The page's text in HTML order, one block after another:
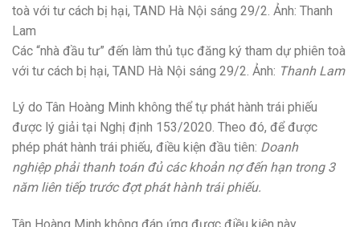
Các “nhà đầu tư” đến làm thủ tục đăng ký tham dự phiên toà
với tư cách bị hại, TAND Hà Nội sáng 29/2. Ảnh: Thanh Lam
Lý do Tân Hoàng Minh không thể tự phát hành trái phiếu
được lý giải tại Nghị định 153/2020. Theo đó, để được
phép phát hành trái phiếu, điều kiện đầu tiên: Doanh
nghiệp phải thanh toán đủ các khoản nợ đến hạn trong 3
năm liên tiếp trước đợt phát hành trái phiếu.